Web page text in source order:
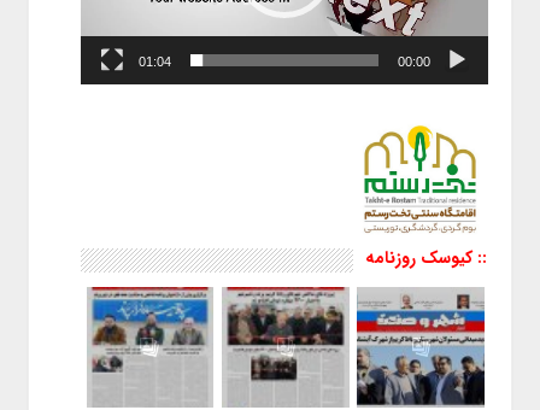
00:00
01:04
:: کیوسک روزنامه